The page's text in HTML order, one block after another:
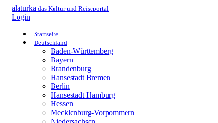
alaturka das Kultur und Reiseportal
Login
Startseite
Deutschland
Baden-Württemberg
Bayern
Brandenburg
Hansestadt Bremen
Berlin
Hansestadt Hamburg
Hessen
Mecklenburg-Vorpommern
Niedersachsen